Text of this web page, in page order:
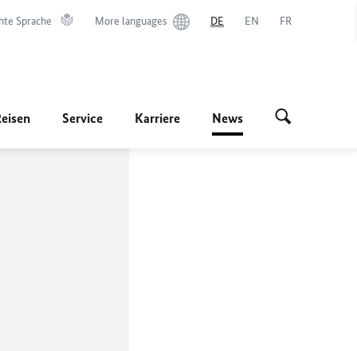
Sprache More languages DE EN FR
Service Karriere News